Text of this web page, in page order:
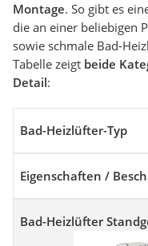
Montage. So gibt es
die an einer beliebigen
sowie schmale Bad-
Tabelle zeigt beide
Detail:
Bad-Heizlüfter-Typ
Eigenschaften /
Bad-Heizlüfter